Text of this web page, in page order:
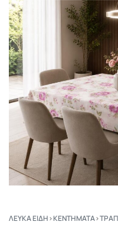
ΛΕΥΚΆ ΕΊΔΗ›ΚΕΝΤΉΜΑΤΑ›